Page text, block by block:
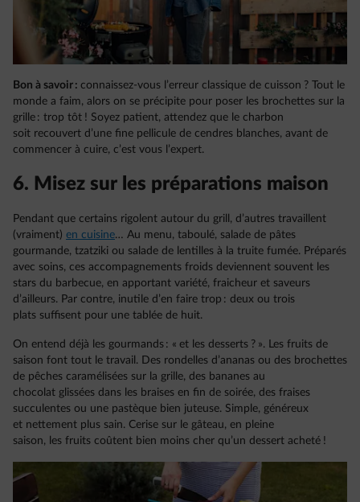
Bon à savoir : connaissez-vous l’erreur classique de cuisson ? Tout le
monde a faim, alors on se précipite pour poser les brochettes sur la
grille : trop tôt ! Soyez patient, attendez que le charbon
soit recouvert d’une fine pellicule de cendres blanches, avant de
commencer à cuire, c’est vous l’expert.
6. Misez sur les préparations maison
Pendant que certains rigolent autour du grill, d’autres travaillent
(vraiment) en cuisine… Au menu, taboulé, salade de pâtes
gourmande, tzatziki ou salade de lentilles à la truite fumée. Préparés
avec soins, ces accompagnements froids deviennent souvent les
stars du barbecue, en apportant variété, fraicheur et saveurs
d’ailleurs. Par contre, inutile d’en faire trop : deux ou trois
plats suffisent pour une tablée de huit.
On entend déjà les gourmands : « et les desserts ? ». Les fruits de
saison font tout le travail. Des rondelles d’ananas ou des brochettes
de pêches caramélisées sur la grille, des bananes au
chocolat glissées dans les braises en fin de soirée, des fraises
succulentes ou une pastèque bien juteuse. Simple, généreux
et nettement plus sain. Cerise sur le gâteau, en pleine
saison, les fruits coûtent bien moins cher qu’un dessert acheté !